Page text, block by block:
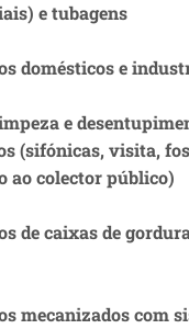
e tubagens
domésticos e
e
(sifónicas, visita,
ao colector público)
de caixas de
mecanizados com